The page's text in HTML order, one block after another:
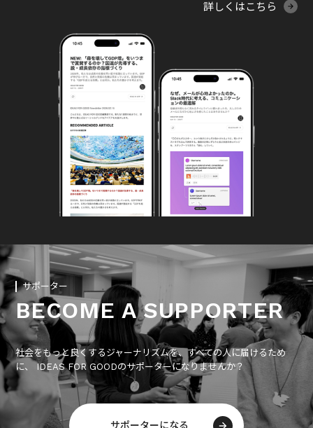
詳しくはこちら
サポーター
BECOME A SUPPORTER
社会をもっと良くするジャーナリズムを、すべての人に届けるため
に、 IDEAS FOR GOODのサポーターになりませんか？
サポーターになる